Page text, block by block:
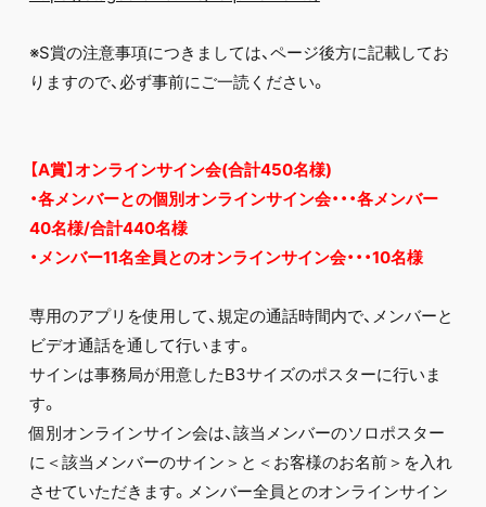
※S賞の注意事項につきましては、ページ後方に記載してお
りますので、必ず事前にご一読ください。
【A賞】オンラインサイン会(合計450名様)
・各メンバーとの個別オンラインサイン会・・・各メンバー
40名様/合計440名様
・メンバー11名全員とのオンラインサイン会・・・10名様
専用のアプリを使用して、規定の通話時間内で、メンバーと
ビデオ通話を通して行います。
サインは事務局が用意したB3サイズのポスターに行いま
す。
個別オンラインサイン会は、該当メンバーのソロポスター
に＜該当メンバーのサイン＞と＜お客様のお名前＞を入れ
させていただきます。メンバー全員とのオンラインサイン